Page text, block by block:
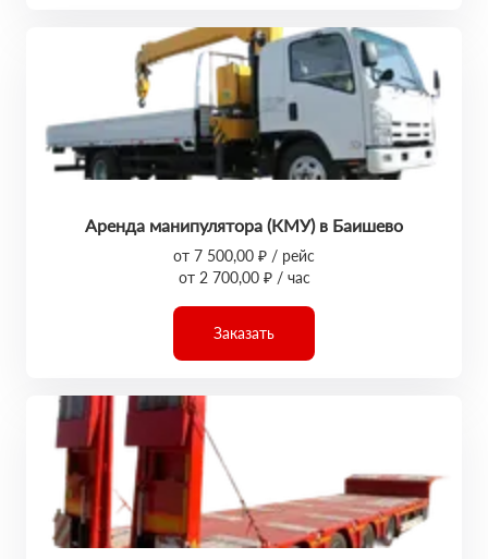
Аренда манипулятора (КМУ) в Баишево
от 7 500,00 ₽ / рейс
от 2 700,00 ₽ / час
Заказать